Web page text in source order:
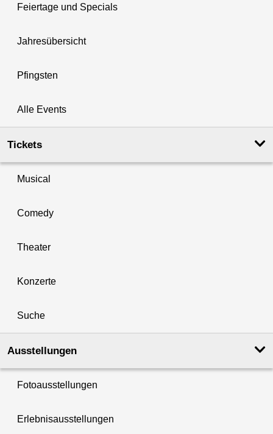
Feiertage und Specials
Jahresübersicht
Pfingsten
Alle Events
Tickets
Musical
Comedy
Theater
Konzerte
Suche
Ausstellungen
Fotoausstellungen
Erlebnisausstellungen